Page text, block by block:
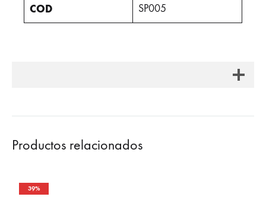
COD SP005
Productos relacionados
39%